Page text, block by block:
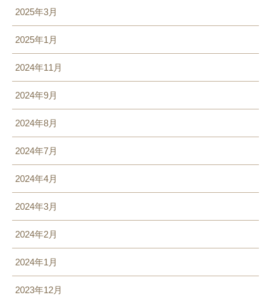
2025年3月
2025年1月
2024年11月
2024年9月
2024年8月
2024年7月
2024年4月
2024年3月
2024年2月
2024年1月
2023年12月